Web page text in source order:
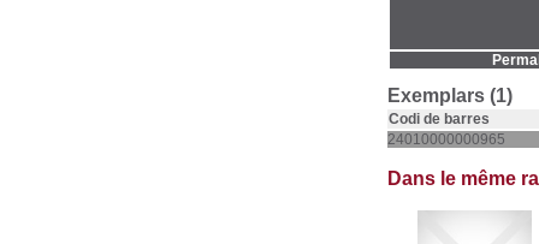
Exemplars (1)
Codi de barres
24010000000965
Dans le même